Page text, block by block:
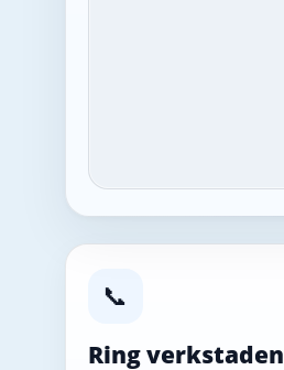
📞
Ring verkstaden